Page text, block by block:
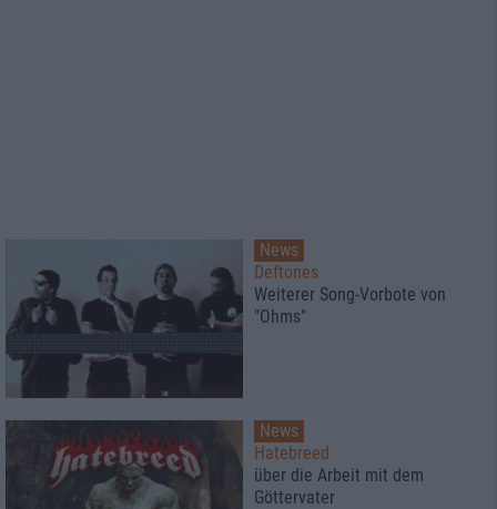
News
Deftones
Weiterer Song-Vorbote von
"Ohms"
News
Hatebreed
über die Arbeit mit dem
Göttervater